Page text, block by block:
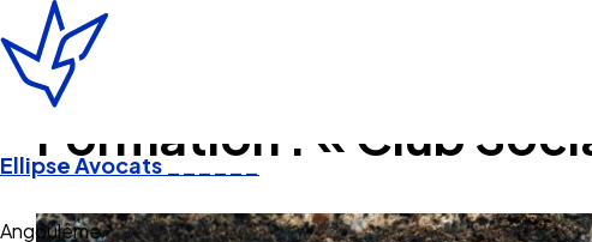
Ellipse Avocats______
Angoulême
Formation : « Club